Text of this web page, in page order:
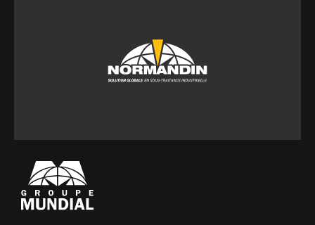
931, Chemin Milton St-Valérien-de-Milton (Québec)
Canada J0H 2B0
Tel: 450 549-2949
estimations@normandininc.com